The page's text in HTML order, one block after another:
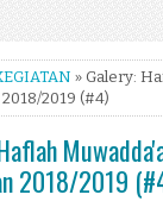
» Galery:
2019 (#4)
2018/2019